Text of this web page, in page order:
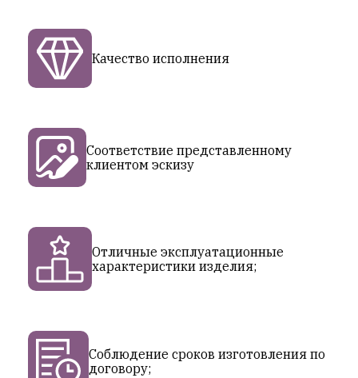
Качество исполнения
Соответствие представленному
клиентом эскизу
Отличные эксплуатационные
характеристики изделия;
Соблюдение сроков изготовления по
договору;